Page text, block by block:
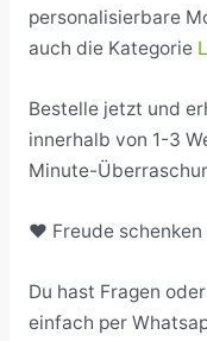
personalisierbare
auch die Kategorie
Bestelle jetzt und
innerhalb von 1-3
Minute-
❤️ Freude
Du hast Fragen
einfach per